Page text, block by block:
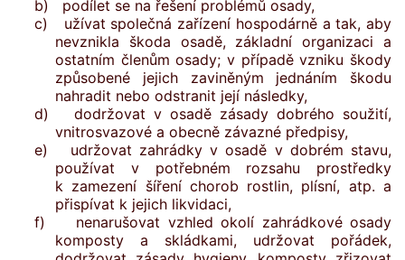
b) podílet se na řešení problémů osady,
c) užívat společná zařízení hospodárně a tak, aby
nevznikla škoda osadě, základní organizaci a
ostatním členům osady; v případě vzniku škody
způsobené jejich zaviněným jednáním škodu
nahradit nebo odstranit její následky,
d) dodržovat v osadě zásady dobrého soužití,
vnitrosvazové a obecně závazné předpisy,
e) udržovat zahrádky v osadě v dobrém stavu,
používat v potřebném rozsahu prostředky
k zamezení šíření chorob rostlin, plísní, atp. a
přispívat k jejich likvidaci,
f) nenarušovat vzhled okolí zahrádkové osady
komposty a skládkami, udržovat pořádek,